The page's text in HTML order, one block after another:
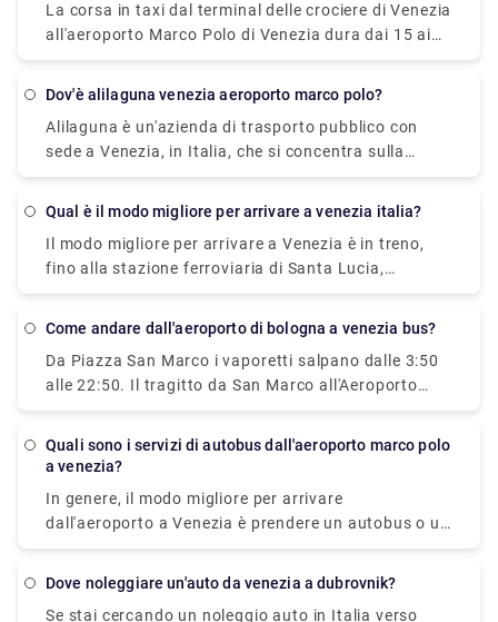
economico e semplice per spostarsi dall'aeroporto al
centro città. L'autobus ATVO express è un autobus
stazione principale degli autobus, Piazzale Roma, in
soli 20 minuti. Questo autobus passa ogni 20 minuti
e il prezzo è di 8 euro (15 euro per il biglietto di
La corsa in taxi dal terminal delle crociere di Venezia
all'aeroporto Marco Polo di Venezia dura dai 15 ai
20 minuti. Il trasferimento privato prenotato in
all'hotel di Venezia include una corsa in taxi acqueo
privato. San Basilio si trova a 20 minuti di
trasferimento dall'aeroporto Marco Polo di Venezia.
dov'è alilaguna venezia aeroporto marco polo?
Alilaguna è un'azienda di trasporto pubblico con
sede a Venezia, in Italia, che si concentra sulla
fornitura di un efficiente trasporto in barca in tutta
Marco Polo e il Terminal Crociere con il centro di
Venezia, il Lido e Murano.
qual è il modo migliore per arrivare a venezia italia?
Il modo migliore per arrivare a Venezia è in treno,
fino alla stazione ferroviaria di Santa Lucia,
all'estremità nord-occidentale della città. C'è anche
vicinanze, a Piazzale Roma. Venezia ha anche il
piccolo aeroporto Marco Polo di Venezia e da lì puoi
prendere un autobus o un battello per Venezia.
come andare dall'aeroporto di bologna a venezia bus?
Da Piazza San Marco i vaporetti salpano dalle 3:50
alle 22:50. Il tragitto da San Marco all'Aeroporto
dura 1 ora e 20 minuti
quali sono i servizi di autobus dall'aeroporto marco polo
a venezia?
In genere, il modo migliore per arrivare
dall'aeroporto a Venezia è prendere un autobus o un
taxi dall'aeroporto fino a Piazzale Roma e poi salire
Alilaguna direttamente dall'aeroporto e scendere al
dove noleggiare un'auto da venezia a dubrovnik?
Se stai cercando un noleggio auto in Italia verso